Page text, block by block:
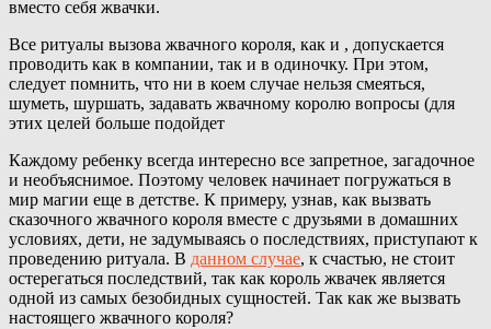
вместо себя жвачки.
Все ритуалы вызова жвачного короля, как и , допускается
проводить как в компании, так и в одиночку. При этом,
следует помнить, что ни в коем случае нельзя смеяться,
шуметь, шуршать, задавать жвачному королю вопросы (для
этих целей больше подойдет
Каждому ребенку всегда интересно все запретное, загадочное
и необъяснимое. Поэтому человек начинает погружаться в
мир магии еще в детстве. К примеру, узнав, как вызвать
сказочного жвачного короля вместе с друзьями в домашних
условиях, дети, не задумываясь о последствиях, приступают к
проведению ритуала. В данном случае, к счастью, не стоит
остерегаться последствий, так как король жвачек является
одной из самых безобидных сущностей. Так как же вызвать
настоящего жвачного короля?